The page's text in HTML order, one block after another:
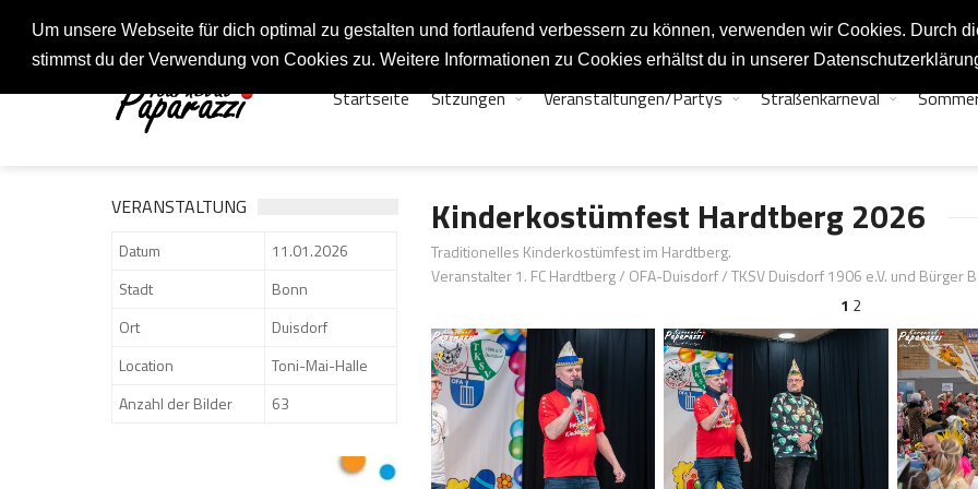
Um unsere Webseite für dich optimal zu gestalten und fortlaufend verbessern zu können, verwenden wir Cookies. Durch
stimmst du der Verwendung von Cookies zu. Weitere Informationen zu Cookies erhältst du in unserer
Fotos rund um den Fastelovend
Startseite Sitzungen Veranstaltungen/Partys Straßenkarneval
VERANSTALTUNG
Datum
11.01.2026
Stadt
Bonn
Ort
Duisdorf
Location
Toni-Mai-Halle
Anzahl der Bilder
63
Kinderkostümfest Hardtberg 2026
Traditionelles Kinderkostümfest im Hardtberg.
Veranstalter 1. FC Hardtberg / OFA-Duisdorf / TKSV Duisdorf 1906 e.V. und Bürger
1 2